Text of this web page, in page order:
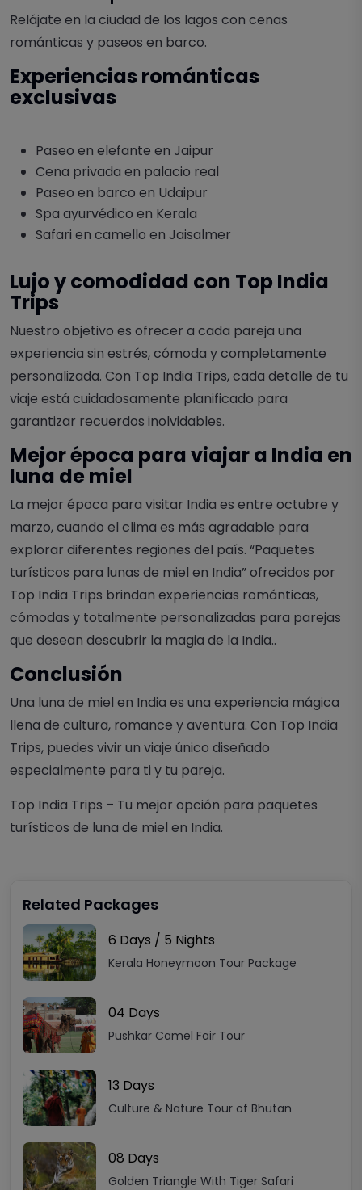
Relájate en la ciudad de los lagos con cenas
románticas y paseos en barco.
Experiencias románticas
exclusivas
Paseo en elefante en Jaipur
Cena privada en palacio real
Paseo en barco en Udaipur
Spa ayurvédico en Kerala
Safari en camello en Jaisalmer
Lujo y comodidad con Top India
Trips
Nuestro objetivo es ofrecer a cada pareja una
experiencia sin estrés, cómoda y completamente
personalizada. Con Top India Trips, cada detalle de tu
viaje está cuidadosamente planificado para
garantizar recuerdos inolvidables.
Mejor época para viajar a India en
luna de miel
La mejor época para visitar India es entre octubre y
marzo, cuando el clima es más agradable para
explorar diferentes regiones del país. “Paquetes
turísticos para lunas de miel en India” ofrecidos por
Top India Trips brindan experiencias románticas,
cómodas y totalmente personalizadas para parejas
que desean descubrir la magia de la India..
Conclusión
Una luna de miel en India es una experiencia mágica
llena de cultura, romance y aventura. Con Top India
Trips, puedes vivir un viaje único diseñado
especialmente para ti y tu pareja.
Top India Trips – Tu mejor opción para paquetes
turísticos de luna de miel en India.
Related Packages
6 Days / 5 Nights
Kerala Honeymoon Tour Package
04 Days
Pushkar Camel Fair Tour
13 Days
Culture & Nature Tour of Bhutan
08 Days
Golden Triangle With Tiger Safari